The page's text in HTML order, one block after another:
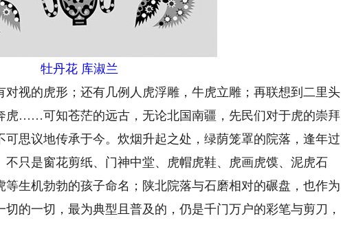
牡丹花 库淑兰
视的虎形；还有几例人虎浮雕，牛虎立雕；再联想到二里头
虎……可知苍茫的远古，无论北国南疆，先民们对于虎的崇拜
思议地传承于今。炊烟升起之处，绿荫笼罩的院落，逢年过
只是窗花剪纸、门神中堂、虎帽虎鞋、虎画虎馍、泥虎石
生机勃勃的孩子命名；陕北院落与石磨相对的碾盘，也作为
的一切，最为典型且普及的，仍是千门万户的彩笔与剪刀，